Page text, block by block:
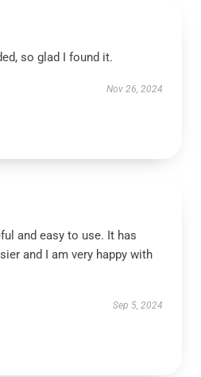
so glad I found it.
Nov 26, 2024
and easy to use. It has
and I am very happy with
Sep 5, 2024